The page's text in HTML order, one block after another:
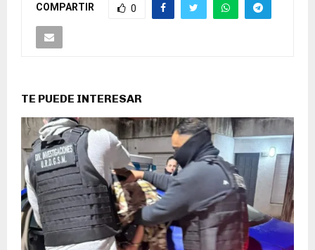
COMPARTIR 0
TE PUEDE INTERESAR